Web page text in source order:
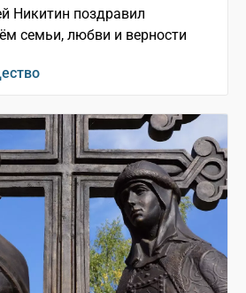
Никитин поздравил
семьи, любви и верности